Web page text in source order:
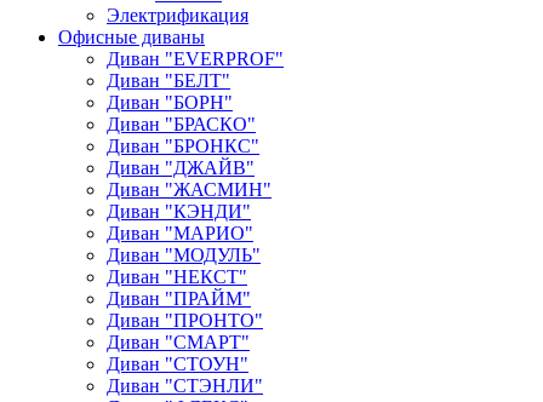
Электрификация
Офисные диваны
Диван "EVERPROF"
Диван "БЕЛТ"
Диван "БОРН"
Диван "БРАСКО"
Диван "БРОНКС"
Диван "ДЖАЙВ"
Диван "ЖАСМИН"
Диван "КЭНДИ"
Диван "МАРИО"
Диван "МОДУЛЬ"
Диван "НЕКСТ"
Диван "ПРАЙМ"
Диван "ПРОНТО"
Диван "СМАРТ"
Диван "СТОУН"
Диван "СТЭНЛИ"